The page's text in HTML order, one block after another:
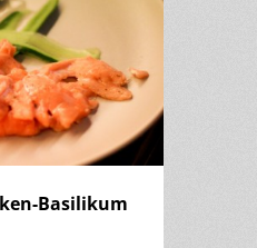
Basilikum